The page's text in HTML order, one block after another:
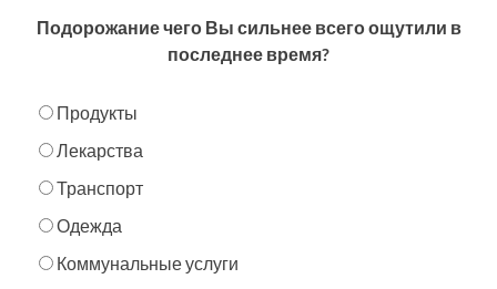
Подорожание чего Вы сильнее всего ощутили в
последнее время?
Продукты
Лекарства
Транспорт
Одежда
Коммунальные услуги